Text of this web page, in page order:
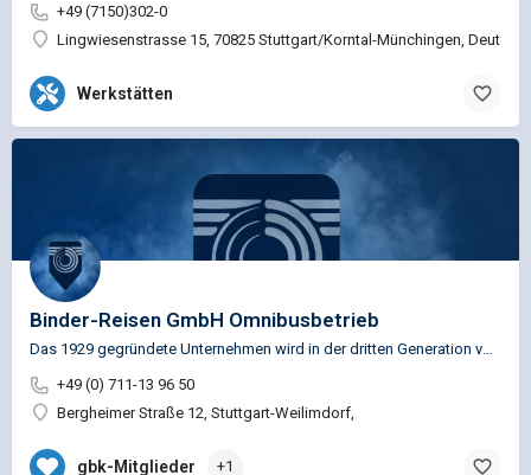
+49 (7150)302-0
Lingwiesenstrasse 15, 70825 Stuttgart/Korntal-Münchingen,
Werkstätten
Binder-Reisen GmbH Omnibusbetrieb
+49 (0) 711-13 96 50
Bergheimer Straße 12, Stuttgart-Weilimdorf,
gbk-Mitglieder +1